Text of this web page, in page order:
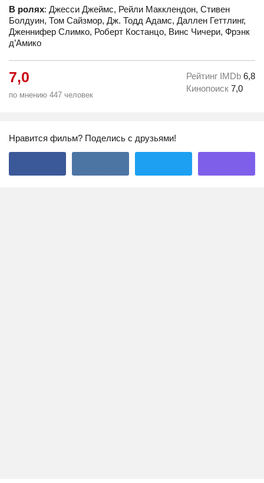
В ролях: Джесси Джеймс, Рейли Макклендон, Стивен
Болдуин, Том Сайзмор, Дж. Тодд Адамс, Даллен Геттлинг,
Дженнифер Слимко, Роберт Костанцо, Винс Чичери, Фрэнк
д’Амико
7,0
по мнению 447 человек
Рейтинг IMDb 6,8
Кинопоиск 7,0
Нравится фильм? Поделись с друзьями!